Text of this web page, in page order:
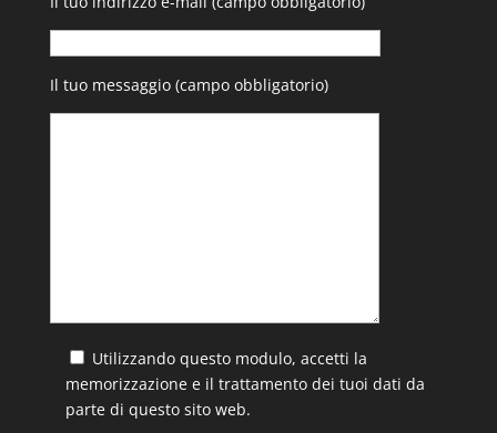
Il tuo messaggio (campo obbligatorio)
Utilizzando questo modulo, accetti la
memorizzazione e il trattamento dei tuoi dati da
parte di questo sito web.